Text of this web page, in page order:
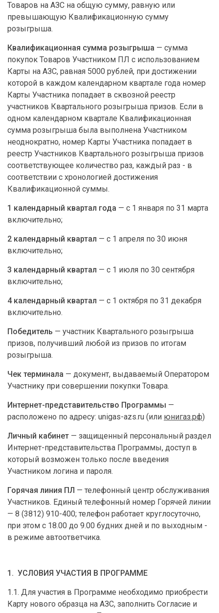
Товаров на АЗС на общую сумму, равную или
превышающую Квалификационную сумму
розыгрыша.
Квалификационная сумма розыгрыша — сумма
покупок Товаров Участником ПЛ с использованием
Карты на АЗС, равная 5000 рублей, при достижении
которой в каждом календарном квартале года номер
Карты Участника попадает в сквозной реестр
участников Квартального розыгрыша призов. Если в
одном календарном квартале Квалификационная
сумма розыгрыша была выполнена Участником
неоднократно, номер Карты Участника попадает в
реестр Участников Квартального розыгрыша призов
соответствующее количество раз, каждый раз - в
соответствии с хронологией достижения
Квалификационной суммы.
1 календарный квартал года — с 1 января по 31 марта
включительно;
2 календарный квартал — с 1 апреля по 30 июня
включительно;
3 календарный квартал — с 1 июля по 30 сентября
включительно;
4 календарный квартал — с 1 октября по 31 декабря
включительно.
Победитель — участник Квартального розыгрыша
призов, получивший любой из призов по итогам
розыгрыша.
Чек терминала — документ, выдаваемый Оператором
Участнику при совершении покупки Товара.
Интернет-представительство Программы —
расположено по адресу: unigas-azs.ru (или юнигаз.рф)
Личный кабинет — защищенный персональный раздел
Интернет-представительства Программы, доступ в
который возможен только после введения
Участником логина и пароля.
Горячая линия ПЛ — телефонный центр обслуживания
Участников. Единый телефонный номер Горячей линии
— 8 (3812) 910-400; телефон работает круглосуточно,
при этом с 18.00 до 9.00 будних дней и по выходным -
в режиме автоответчика.
1. УСЛОВИЯ УЧАСТИЯ В ПРОГРАММЕ
1.1. Для участия в Программе необходимо приобрести
Карту нового образца на АЗС, заполнить Согласие и